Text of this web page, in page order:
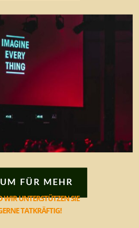
FÜR MEHR
UNTERSTÜTZEN SIE
TATKRÄFTIG!